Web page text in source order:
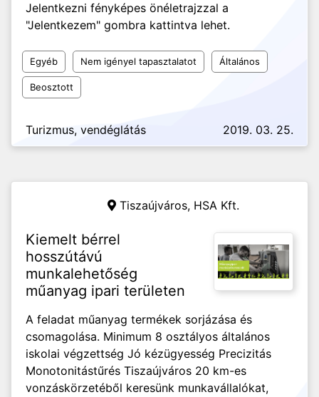
Jelentkezni fényképes önéletrajzzal a
"Jelentkezem" gombra kattintva lehet.
Egyéb Nem igényel tapasztalatot Általános
Beosztott
Turizmus, vendéglátás 2019. 03. 25.
Tiszaújváros, HSA Kft.
Kiemelt bérrel
hosszútávú
munkalehetőség
műanyag ipari területen
A feladat műanyag termékek sorjázása és
csomagolása. Minimum 8 osztályos általános
iskolai végzettség Jó kézügyesség Precizitás
Monotonitástűrés Tiszaújváros 20 km-es
vonzáskörzetéből keresünk munkavállalókat,